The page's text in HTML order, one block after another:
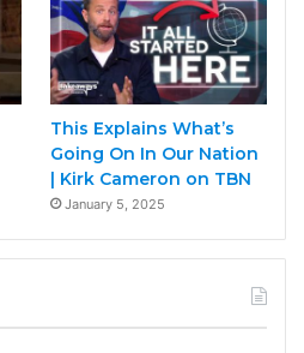
This Explains What’s
Going On In Our Nation
| Kirk Cameron on TBN
January 5, 2025